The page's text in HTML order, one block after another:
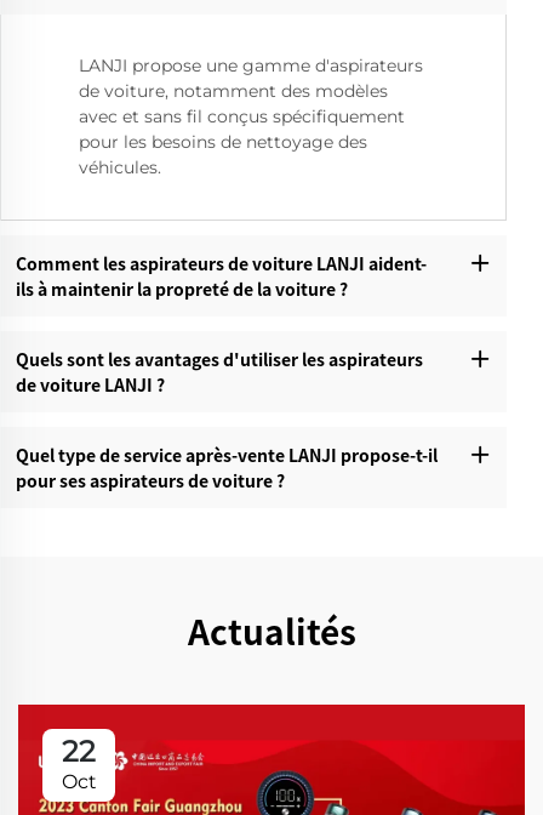
LANJI propose une gamme d'aspirateurs
de voiture, notamment des modèles
avec et sans fil conçus spécifiquement
pour les besoins de nettoyage des
véhicules.
Comment les aspirateurs de voiture LANJI aident-
ils à maintenir la propreté de la voiture ?
Quels sont les avantages d'utiliser les aspirateurs
de voiture LANJI ?
Quel type de service après-vente LANJI propose-t-il
pour ses aspirateurs de voiture ?
Actualités
22
Oct